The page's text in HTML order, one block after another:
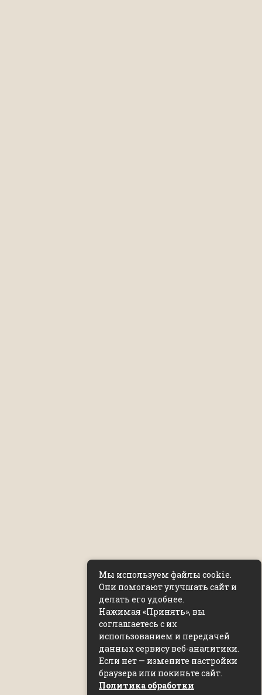
Мы используем файлы cookie.
Они помогают улучшать сайт и
делать его удобнее.
Нажимая «Принять», вы
соглашаетесь с их
использованием и передачей
данных сервису веб-аналитики.
Если нет — измените настройки
браузера или покиньте сайт.
Политика обработки